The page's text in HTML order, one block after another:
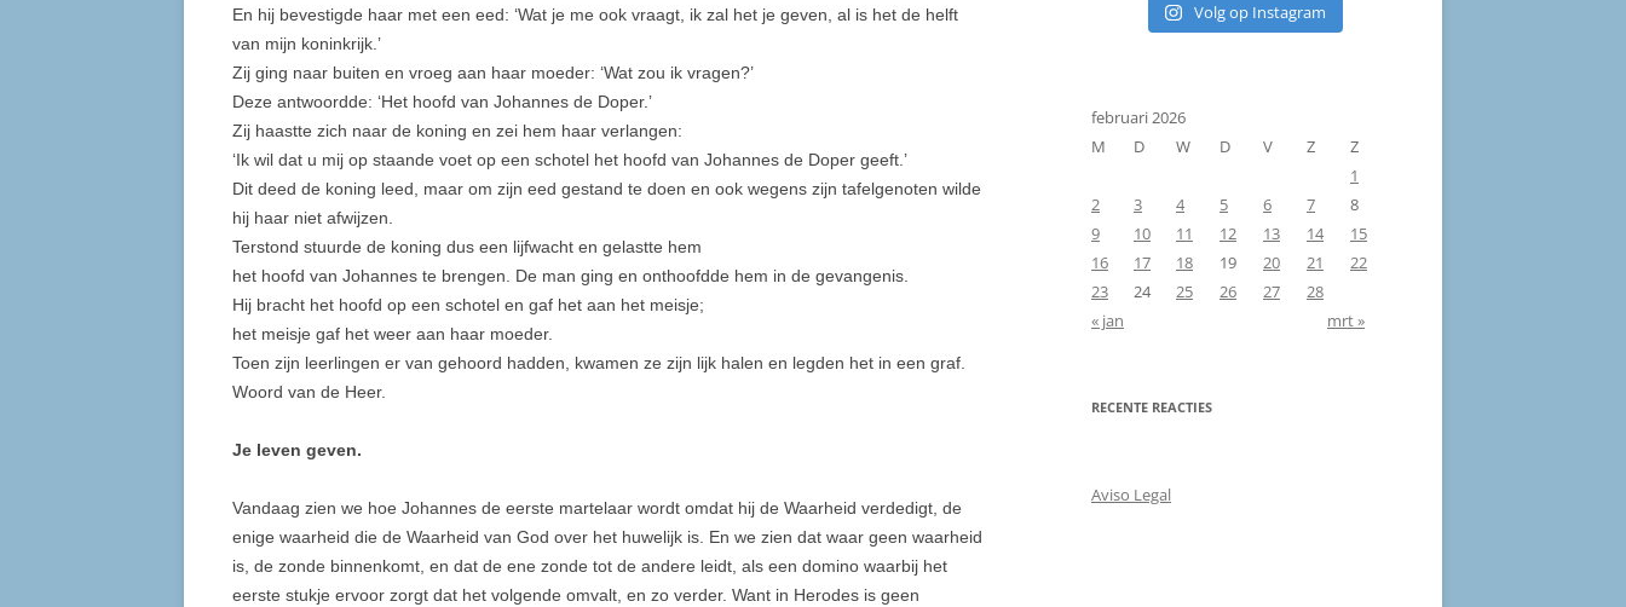
En hij bevestigde haar met een eed: ‘Wat je me ook vraagt, ik zal het je geven, al is het de helft
van mijn koninkrijk.’
Zij ging naar buiten en vroeg aan haar moeder: ‘Wat zou ik vragen?’
Deze ant­woordde: ‘Het hoofd van Johannes de Doper.’
Zij haastte zich naar de koning en zei hem haar verlangen:
‘Ik wil dat u mij op staande voet op een schotel het hoofd van Johannes de Doper geeft.’
Dit deed de koning leed, maar om zijn eed gestand te doen en ook wegens zijn tafelgeno­ten wilde
hij haar niet afwijzen.
Terstond stuurde de koning dus een lijfwacht en gelastte hem
het hoofd van Johannes te brengen. De man ging en onthoofdde hem in de gevangenis.
Hij bracht het hoofd op een schotel en gaf het aan het meisje;
het meisje gaf het weer aan haar moeder.
Toen zijn leerlingen er van gehoord hadden, kwamen ze zijn lijk halen en legden het in een graf.
Woord van de Heer.
Je leven geven.
Vandaag zien we hoe Johannes de eerste martelaar wordt omdat hij de Waarheid verdedigt, de
enige waarheid die de Waarheid van God over het huwelijk is. En we zien dat waar geen waarheid
is, de zonde binnenkomt, en dat de ene zonde tot de andere leidt, als een domino waarbij het
eerste stukje ervoor zorgt dat het volgende omvalt, en zo verder. Want in Herodes is geen
Volg op Instagram
februari 2026
M
D W D V Z
Z
1
2
3 4 5 6 7
8
9
10 11 12 13 14
15
16
17 18 19 20 21
22
23
24 25 26 27
28
« jan
mrt »
RECENTE REACTIES
Aviso Legal